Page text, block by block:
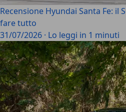
Recensione Hyundai Santa Fe: il
fare tutto
31/07/2026 · Lo leggi in 1 minuti